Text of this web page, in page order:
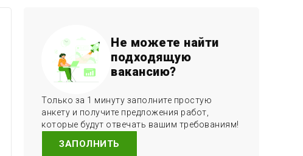
Не можете найти
подходящую
вакансию?
Только за 1 минуту заполните простую
анкету и получите предложения работ,
которые будут отвечать вашим требованиям!
ЗАПОЛНИТЬ